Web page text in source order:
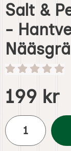
Salt &
-
Handla denna
pris
199 kr
antal